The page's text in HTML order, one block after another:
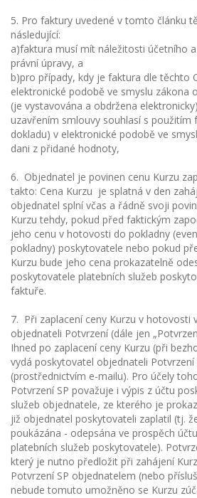
5. Pro faktury uvedené v tomto článku
následující:
a)faktura musí mít náležitosti účetního
právní úpravy, a
b)pro případy, kdy je faktura dle těchto
elektronické podobě ve smyslu zákona
(je vystavována a obdržena
uzavřením smlouvy souhlasí s použitím
dokladu) v elektronické podobě ve
dani z přidané hodnoty,
6. Objednatel je povinen cenu Kurzu
takto: Cena Kurzu je splatná v den
objednatel splní včas a řádně svoji
Kurzu tehdy, pokud před faktickým
jeho cenu v hotovosti do pokladny
pokladny) poskytovatele nebo pokud
Kurzu bude jeho cena prokazatelně
poskytovatele platebních služeb
faktuře.
7. Při zaplacení ceny Kurzu v hotovosti
objednateli Potvrzení (dále jen
Ihned po zaplacení ceny Kurzu (při
vydá poskytovatel objednateli
(prostřednictvím e-mailu). Pro účely
Potvrzení SP považuje i výpis z účtu
služeb objednatele, ze kterého je
již objednatel poskytovateli zaplatil (tj.
poukázána - odepsána ve prospěch
platebních služeb poskytovatele).
který je nutno předložit při zahájení
Potvrzení SP objednatelem (nebo
nebude tomuto umožněno se Kurzu